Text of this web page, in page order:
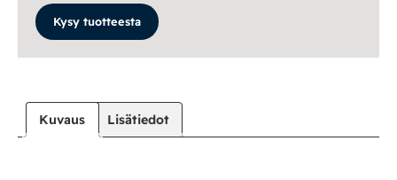
Kysy tuotteesta
Kuvaus Lisätiedot